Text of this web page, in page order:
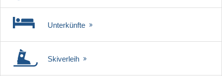
Unterkünfte
Skiverleih